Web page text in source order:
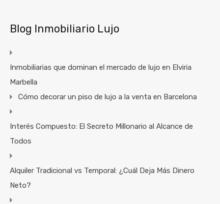
Blog Inmobiliario Lujo
Inmobiliarias que dominan el mercado de lujo en Elviria
Marbella
Cómo decorar un piso de lujo a la venta en Barcelona
Interés Compuesto: El Secreto Millonario al Alcance de
Todos
Alquiler Tradicional vs Temporal: ¿Cuál Deja Más Dinero
Neto?